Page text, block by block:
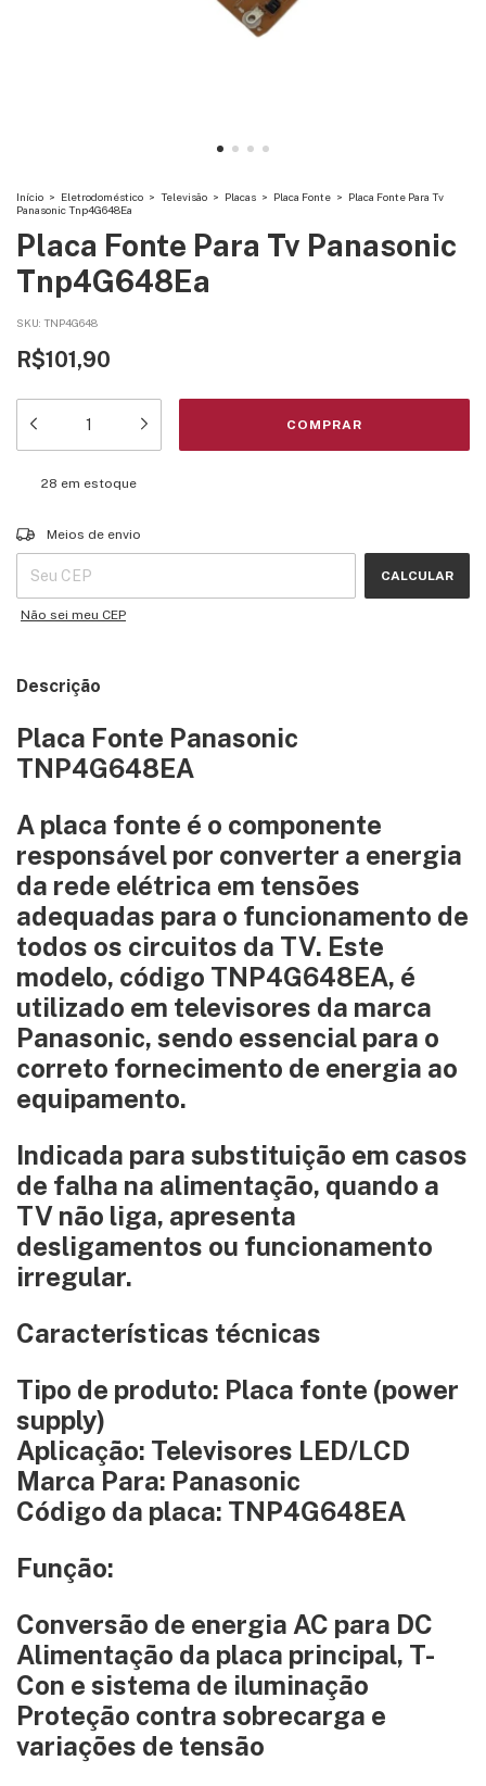
Início > Eletrodoméstico > Televisão > Placas > Placa Fonte > Placa Fonte Para Tv
Panasonic Tnp4G648Ea
Placa Fonte Para Tv Panasonic
Tnp4G648Ea
SKU: TNP4G648
R$101,90
28 em estoque
Entregas para o CEP:
Meios de envio
CALCULAR
Não sei meu CEP
Descrição
Placa Fonte Panasonic
TNP4G648EA
A placa fonte é o componente
responsável por converter a energia
da rede elétrica em tensões
adequadas para o funcionamento de
todos os circuitos da TV. Este
modelo, código TNP4G648EA, é
utilizado em televisores da marca
Panasonic, sendo essencial para o
correto fornecimento de energia ao
equipamento.
Indicada para substituição em casos
de falha na alimentação, quando a
TV não liga, apresenta
desligamentos ou funcionamento
irregular.
Características técnicas
Tipo de produto: Placa fonte (power
supply)
Aplicação: Televisores LED/LCD
Marca Para: Panasonic
Código da placa: TNP4G648EA
Função:
Conversão de energia AC para DC
Alimentação da placa principal, T-
Con e sistema de iluminação
Proteção contra sobrecarga e
variações de tensão